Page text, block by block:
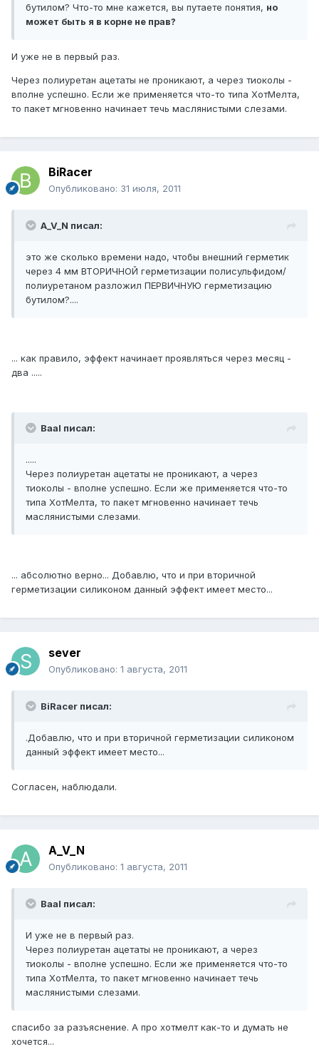
бутилом? Что-то мне кажется, вы путаете понятия, но
может быть я в корне не прав?
И уже не в первый раз.
Через полиуретан ацетаты не проникают, а через тиоколы -
вполне успешно. Если же применяется что-то типа ХотМелта,
то пакет мгновенно начинает течь маслянистыми слезами.
BiRacer
Опубликовано: 31 июля, 2011
A_V_N писал:
это же сколько времени надо, чтобы внешний герметик
через 4 мм ВТОРИЧНОЙ герметизации полисульфидом/
полиуретаном разложил ПЕРВИЧНУЮ герметизацию
бутилом?....
... как правило, эффект начинает проявляться через месяц -
два .....
Baal писал:
.....
Через полиуретан ацетаты не проникают, а через
тиоколы - вполне успешно. Если же применяется что-то
типа ХотМелта, то пакет мгновенно начинает течь
маслянистыми слезами.
... абсолютно верно... Добавлю, что и при вторичной
герметизации силиконом данный эффект имеет место...
sever
Опубликовано: 1 августа, 2011
BiRacer писал:
.Добавлю, что и при вторичной герметизации силиконом
данный эффект имеет место...
Согласен, наблюдали.
A_V_N
Опубликовано: 1 августа, 2011
Baal писал:
И уже не в первый раз.
Через полиуретан ацетаты не проникают, а через
тиоколы - вполне успешно. Если же применяется что-то
типа ХотМелта, то пакет мгновенно начинает течь
маслянистыми слезами.
спасибо за разъяснение. А про хотмелт как-то и думать не
хочется...